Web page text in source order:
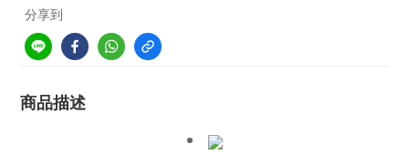
分享到
商品描述